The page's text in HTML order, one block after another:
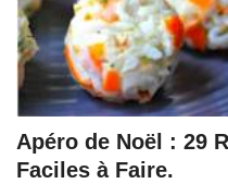
Apéro de Noël : 29
Faciles à Faire.